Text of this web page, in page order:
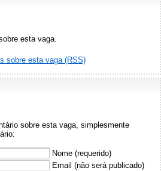
esta vaga.
sobre esta vaga (RSS)
sobre esta vaga, simplesmente
Nome (requerido)
Email (não será publicado)